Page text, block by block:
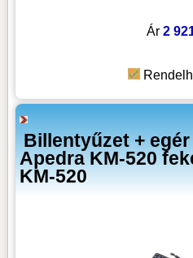
Ár 2
Billentyűzet +
Apedra KM-520
KM-520